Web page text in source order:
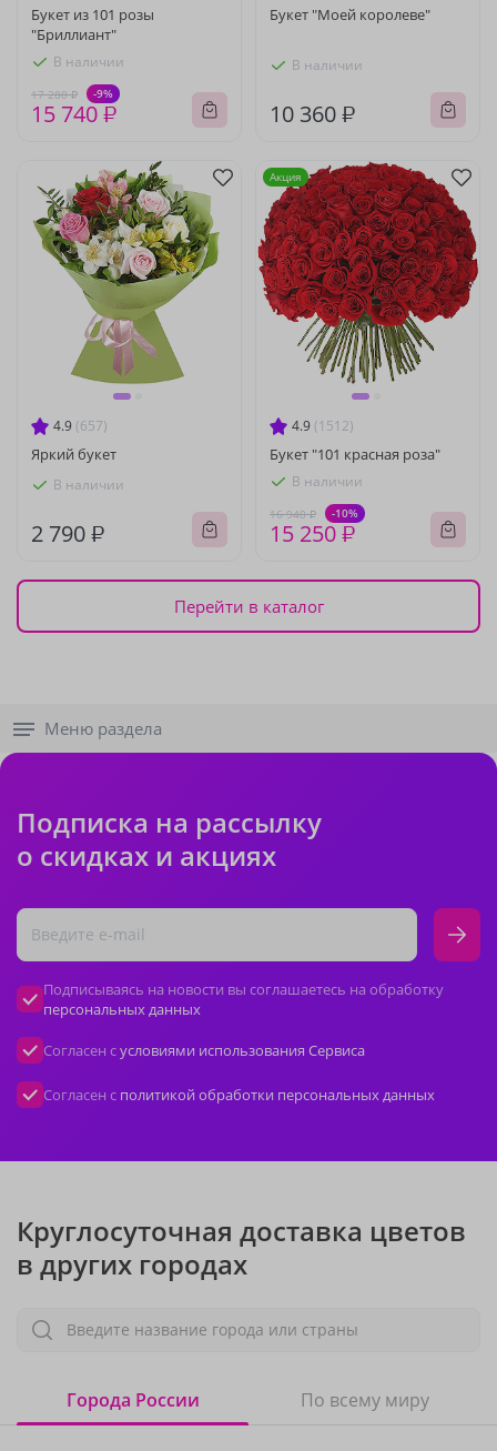
Букет из 101 розы
"Бриллиант"
В наличии
17 280 ₽ -9%
15 740 ₽
Букет "Моей королеве"
В наличии
10 360 ₽
4.9 (657)
Яркий букет
В наличии
2 790 ₽
4.9 (1512)
Букет "101 красная роза"
В наличии
16 940 ₽ -10%
15 250 ₽
Акция
Перейти в каталог
Меню раздела
Подписка на рассылку
о скидках и акциях
Подписываясь на новости вы соглашаетесь на обработку
персональных данных
Согласен сусловиями использования Сервиса
Согласен с политикой обработки персональных данных
Круглосуточная доставка цветов
в других городах
Введите название города или страны
Города России По всему миру